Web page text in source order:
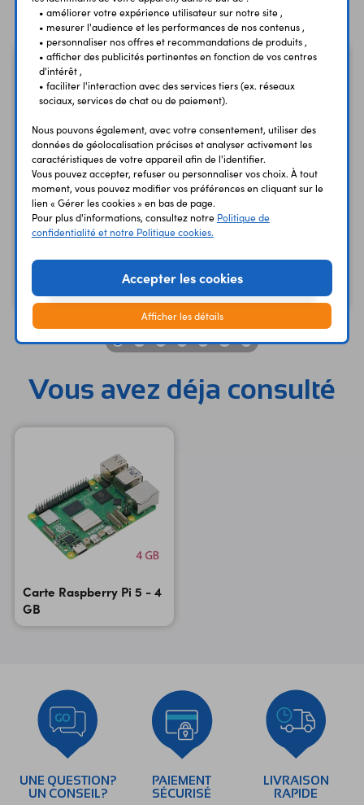
Carte Raspberry Pi 5 - 4
114,58 €
Carte Raspberry Pi 5 - 8
204,00 €
Code : 38580
Vous avez déja consulté
Carte Raspberry Pi 5 - 4
GB
UNE QUESTION?
UN CONSEIL?
PAIEMENT
SÉCURISÉ
LIVRAISON
RAPIDE
• améliorer votre expérience utilisateur sur notre site ,
• mesurer l'audience et les performances de nos contenus ,
• personnaliser nos offres et recommandations de produits ,
• afficher des publicités pertinentes en fonction de vos centres
d'intérêt ,
• faciliter l'interaction avec des services tiers (ex. réseaux
sociaux, services de chat ou de paiement).
Nous pouvons également, avec votre consentement, utiliser des
données de géolocalisation précises et analyser activement les
caractéristiques de votre appareil afin de l'identifier.
Vous pouvez accepter, refuser ou personnaliser vos choix. À tout
moment, vous pouvez modifier vos préférences en cliquant sur le
lien « Gérer les cookies » en bas de page.
Pour plus d'informations, consultez notre Politique de
confidentialité et notre Politique cookies.
Accepter les cookies
Afficher les détails